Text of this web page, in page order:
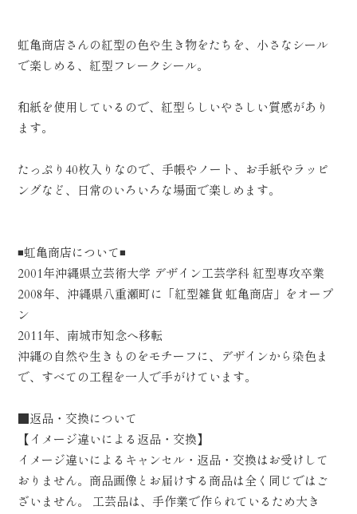
虹亀商店さんの紅型の色や生き物をたちを、小さなシール
で楽しめる、紅型フレークシール。
和紙を使用しているので、紅型らしいやさしい質感があり
ます。
たっぷり40枚入りなので、手帳やノート、お手紙やラッピ
ングなど、日常のいろいろな場面で楽しめます。
◾️虹亀商店について◾️
2001年沖縄県立芸術大学 デザイン工芸学科 紅型専攻卒業
2008年、沖縄県八重瀬町に「紅型雑貨 虹亀商店」をオープ
ン
2011年、南城市知念へ移転
沖縄の自然や生きものをモチーフに、デザインから染色ま
で、すべての工程を一人で手がけています。
■返品・交換について
【イメージ違いによる返品・交換】
イメージ違いによるキャンセル・返品・交換はお受けして
おりません。商品画像とお届けする商品は全く同じではご
ざいません。 工芸品は、手作業で作られているため大き